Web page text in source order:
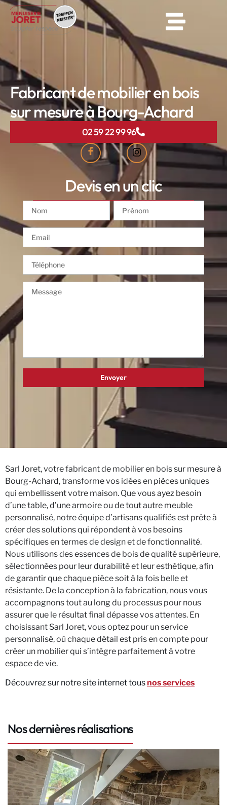
Fabricant de mobilier en bois
sur mesure à Bourg-Achard
02 59 22 99 96
Devis en un clic
Sarl Joret, votre fabricant de mobilier en bois sur mesure à
Bourg-Achard, transforme vos idées en pièces uniques
qui embellissent votre maison. Que vous ayez besoin
d’une table, d’une armoire ou de tout autre meuble
personnalisé, notre équipe d’artisans qualifiés est prête à
créer des solutions qui répondent à vos besoins
spécifiques en termes de design et de fonctionnalité.
Nous utilisons des essences de bois de qualité supérieure,
sélectionnées pour leur durabilité et leur esthétique, afin
de garantir que chaque pièce soit à la fois belle et
résistante. De la conception à la fabrication, nous vous
accompagnons tout au long du processus pour nous
assurer que le résultat final dépasse vos attentes. En
choisissant Sarl Joret, vous optez pour un service
personnalisé, où chaque détail est pris en compte pour
créer un mobilier qui s’intègre parfaitement à votre
espace de vie.
Découvrez sur notre site internet tousnos services
Nos dernières réalisations